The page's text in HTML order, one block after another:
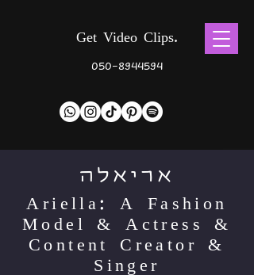
Get Video Clips.
050-8944594
אריאלה
Ariella: A Fashion
Model & Actress &
Content Creator &
Singer